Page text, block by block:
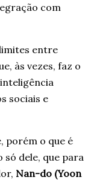
com
entre
às vezes, faz o
sociais e
porém o que é
dele, que para
Nan-do (Yoon